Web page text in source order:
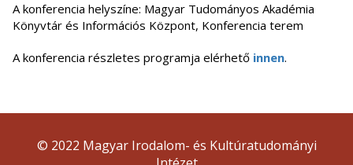
A konferencia helyszíne: Magyar Tudományos Akadémia
Könyvtár és Információs Központ, Konferencia terem
A konferencia részletes programja elérhető innen.
© 2022 Magyar Irodalom- és Kultúratudományi